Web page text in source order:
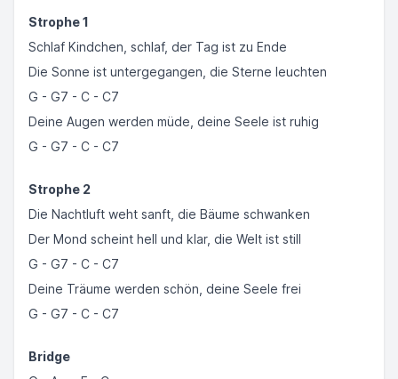
Strophe 1
Schlaf Kindchen, schlaf, der Tag ist zu Ende
Die Sonne ist untergegangen, die Sterne leuchten
G - G7 - C - C7
Deine Augen werden müde, deine Seele ist ruhig
G - G7 - C - C7
Strophe 2
Die Nachtluft weht sanft, die Bäume schwanken
Der Mond scheint hell und klar, die Welt ist still
G - G7 - C - C7
Deine Träume werden schön, deine Seele frei
G - G7 - C - C7
Bridge